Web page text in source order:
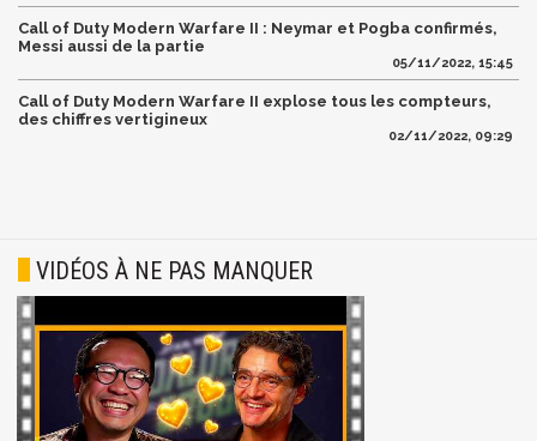
Call of Duty Modern Warfare II : Neymar et Pogba confirmés,
Messi aussi de la partie
05/11/2022, 15:45
Call of Duty Modern Warfare II explose tous les compteurs,
des chiffres vertigineux
02/11/2022, 09:29
VIDÉOS À NE PAS MANQUER